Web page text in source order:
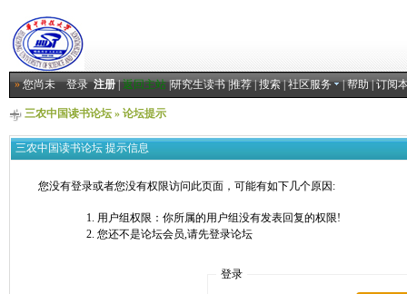
»您尚未登录 注册|返回主站|研究生读书|推荐|搜索|社区服务 |帮助|订阅
三农中国读书论坛» 论坛提示
三农中国读书论坛 提示信息
您没有登录或者您没有权限访问此页面，可能有如下几个原因:
用户组权限：你所属的用户组没有发表回复的权限!
您还不是论坛会员,请先登录论坛
登录